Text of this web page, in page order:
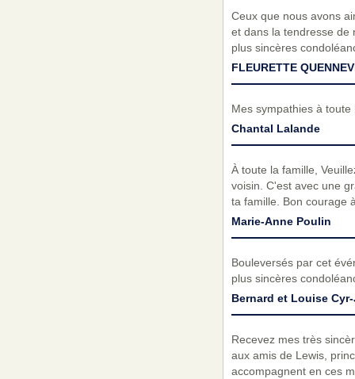
Ceux que nous avons
et dans la tendresse de
plus sincères
FLEURETTE
Mes sympathies à toute
Chantal Lalande
À toute la famille,
voisin. C'est avec une
ta famille. Bon courage
Marie-Anne Poulin
Bouleversés par cet
plus sincères
Bernard et Louise
Recevez mes très
aux amis de Lewis,
accompagnent en ces